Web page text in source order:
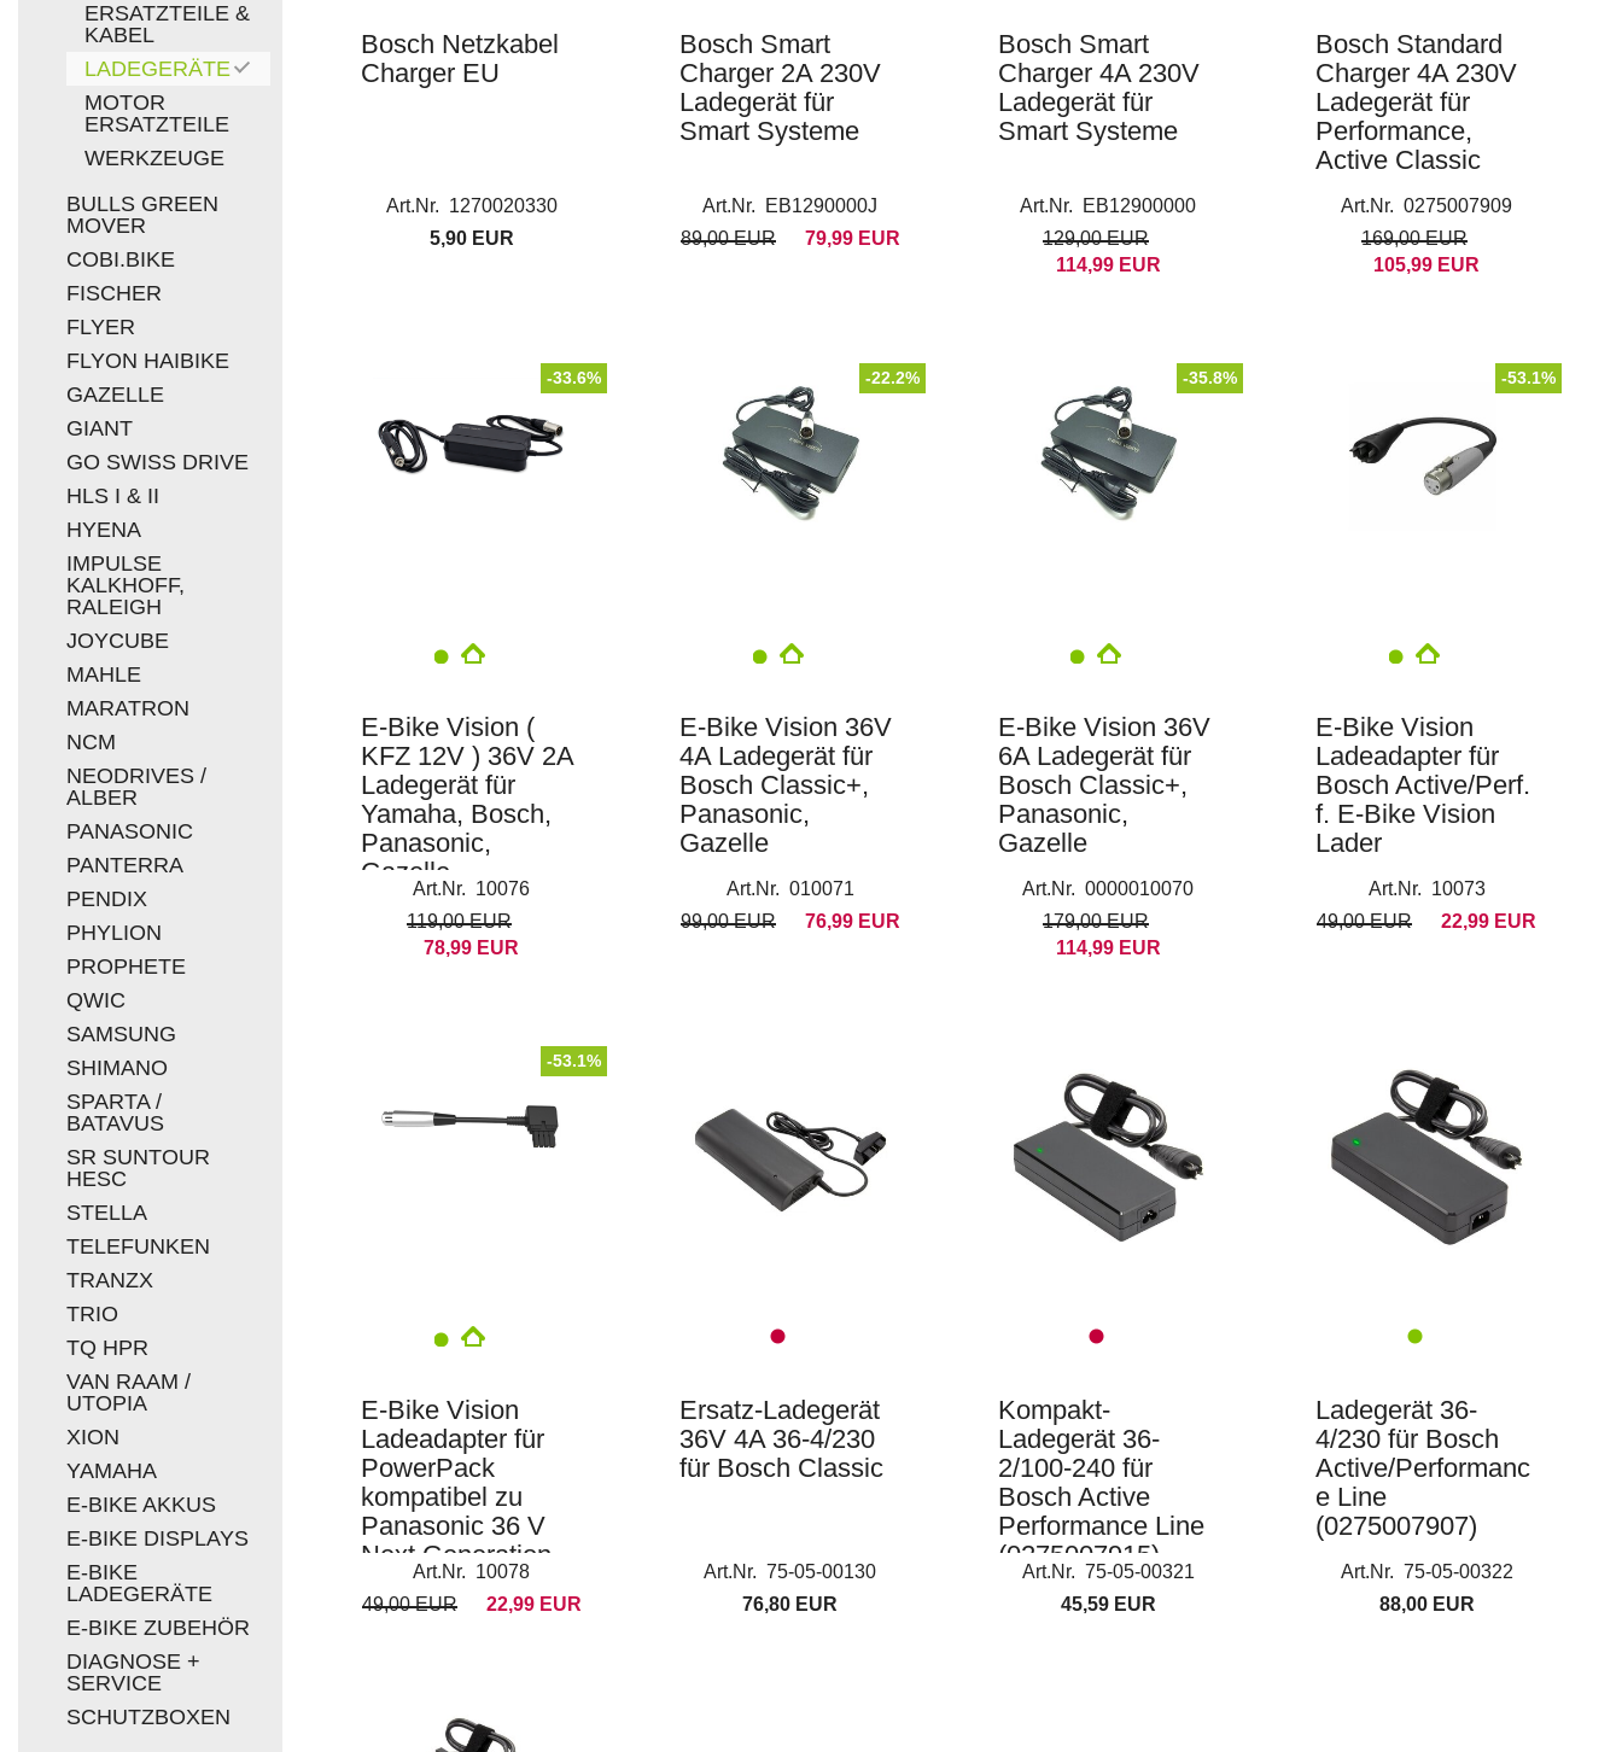
ERSATZTEILE &
KABEL
LADEGERÄTE
MOTOR
ERSATZTEILE
WERKZEUGE
BULLS GREEN
MOVER
COBI.BIKE
FISCHER
FLYER
FLYON HAIBIKE
GAZELLE
GIANT
GO SWISS DRIVE
HLS I & II
HYENA
IMPULSE
KALKHOFF,
RALEIGH
JOYCUBE
MAHLE
MARATRON
NCM
NEODRIVES /
ALBER
PANASONIC
PANTERRA
PENDIX
PHYLION
PROPHETE
QWIC
SAMSUNG
SHIMANO
SPARTA /
BATAVUS
SR SUNTOUR
HESC
STELLA
TELEFUNKEN
TRANZX
TRIO
TQ HPR
VAN RAAM /
UTOPIA
XION
YAMAHA
E-BIKE AKKUS
E-BIKE DISPLAYS
E-BIKE
LADEGERÄTE
E-BIKE ZUBEHÖR
DIAGNOSE +
SERVICE
SCHUTZBOXEN
Bosch Netzkabel
Charger EU
Art.Nr. 1270020330
5,90 EUR
Bosch Smart
Charger 2A 230V
Ladegerät für
Smart Systeme
Art.Nr. EB1290000J
89,00 EUR
79,99 EUR
Bosch Smart
Charger 4A 230V
Ladegerät für
Smart Systeme
Art.Nr. EB12900000
129,00 EUR
114,99 EUR
Bosch Standard
Charger 4A 230V
Ladegerät für
Performance,
Active Classic
Art.Nr. 0275007909
169,00 EUR
105,99 EUR
-33.6%
E-Bike Vision (
KFZ 12V ) 36V 2A
Ladegerät für
Yamaha, Bosch,
Panasonic,
Gazelle
Art.Nr. 10076
119,00 EUR
78,99 EUR
-22.2%
E-Bike Vision 36V
4A Ladegerät für
Bosch Classic+,
Panasonic,
Gazelle
Art.Nr. 010071
99,00 EUR
76,99 EUR
-35.8%
E-Bike Vision 36V
6A Ladegerät für
Bosch Classic+,
Panasonic,
Gazelle
Art.Nr. 0000010070
179,00 EUR
114,99 EUR
-53.1%
E-Bike Vision
Ladeadapter für
Bosch Active/Perf.
f. E-Bike Vision
Lader
Art.Nr. 10073
49,00 EUR
22,99 EUR
-53.1%
E-Bike Vision
Ladeadapter für
PowerPack
kompatibel zu
Panasonic 36 V
Next Generation
Art.Nr. 10078
49,00 EUR
22,99 EUR
Ersatz-Ladegerät
36V 4A 36-4/230
für Bosch Classic
Art.Nr. 75-05-00130
76,80 EUR
Kompakt-
Ladegerät 36-
2/100-240 für
Bosch Active
Performance Line
(0275007915)
Art.Nr. 75-05-00321
45,59 EUR
Ladegerät 36-
4/230 für Bosch
Active/Performanc
e Line
(0275007907)
Art.Nr. 75-05-00322
88,00 EUR